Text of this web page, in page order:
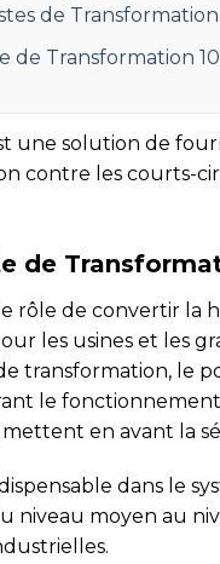
de Transformation
de Transformation
une solution de
contre les courts-
de
rôle de convertir la
les usines et les
transformation, le
le
en avant la
dans le
niveau moyen au